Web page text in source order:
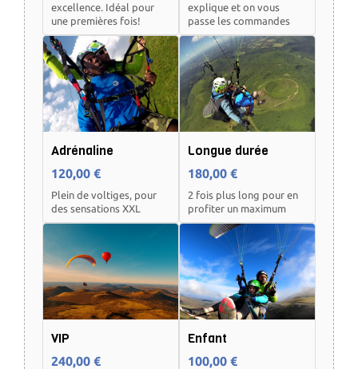
excellence. Idéal pour
une premières fois!
explique et on vous
passe les commandes
Adrénaline
120,00 €
Plein de voltiges, pour
des sensations XXL
Longue durée
180,00 €
2 fois plus long pour en
profiter un maximum
VIP
240,00 €
Enfant
100,00 €